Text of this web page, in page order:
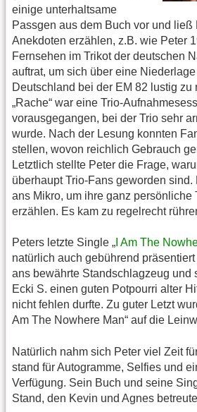
einige unterhaltsame
Passgen aus dem Buch vor und ließ
Anekdoten erzählen, z.B. wie Peter
Fernsehen im Trikot der deutschen
auftrat, um sich über eine
Deutschland bei der EM 82 lustig zu
„Rache“ war eine Trio-
vorausgegangen, bei der Trio sehr
wurde. Nach der Lesung konnten
stellen, wovon reichlich Gebrauch
Letztlich stellte Peter die Frage,
überhaupt Trio-Fans geworden sind.
ans Mikro, um ihre ganz persönliche
erzählen. Es kam zu regelrecht
Peters letzte Single „ I Am The
natürlich auch gebührend
ans bewährte Standschlagzeug und
Ecki S. einen guten Potpourri alter
nicht fehlen durfte. Zu guter Letzt
Am The Nowhere Man“ auf die
Natürlich nahm sich Peter viel Zeit
stand für Autogramme, Selfies und
Verfügung. Sein Buch und seine
Stand, den Kevin und Agnes